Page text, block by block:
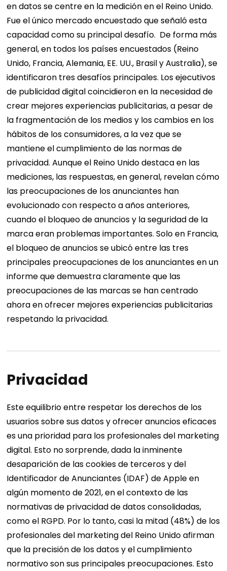
en datos se centre en la medición en el Reino Unido.
Fue el único mercado encuestado que señaló esta
capacidad como su principal desafío. De forma más
general, en todos los países encuestados (Reino
Unido, Francia, Alemania, EE. UU., Brasil y Australia), se
identificaron tres desafíos principales. Los ejecutivos
de publicidad digital coincidieron en la necesidad de
crear mejores experiencias publicitarias, a pesar de
la fragmentación de los medios y los cambios en los
hábitos de los consumidores, a la vez que se
mantiene el cumplimiento de las normas de
privacidad. Aunque el Reino Unido destaca en las
mediciones, las respuestas, en general, revelan cómo
las preocupaciones de los anunciantes han
evolucionado con respecto a años anteriores,
cuando el bloqueo de anuncios y la seguridad de la
marca eran problemas importantes. Solo en Francia,
el bloqueo de anuncios se ubicó entre las tres
principales preocupaciones de los anunciantes en un
informe que demuestra claramente que las
preocupaciones de las marcas se han centrado
ahora en ofrecer mejores experiencias publicitarias
respetando la privacidad.
Privacidad
Este equilibrio entre respetar los derechos de los
usuarios sobre sus datos y ofrecer anuncios eficaces
es una prioridad para los profesionales del marketing
digital. Esto no sorprende, dada la inminente
desaparición de las cookies de terceros y del
Identificador de Anunciantes (IDAF) de Apple en
algún momento de 2021, en el contexto de las
normativas de privacidad de datos consolidadas,
como el RGPD. Por lo tanto, casi la mitad (48%) de los
profesionales del marketing del Reino Unido afirman
que la precisión de los datos y el cumplimiento
normativo son sus principales preocupaciones. Esto